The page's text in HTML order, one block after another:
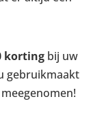
korting bij uw
gebruikmaakt